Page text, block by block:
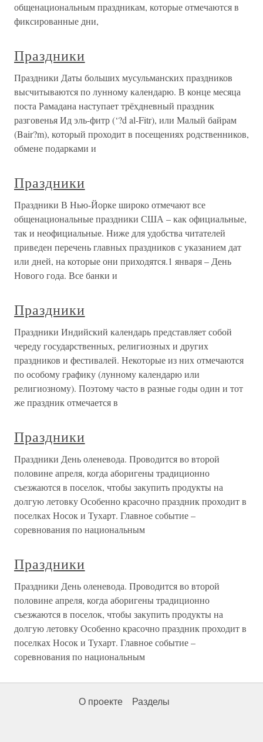
общенациональным праздникам, которые отмечаются в
фиксированные дни,
Праздники
Праздники Даты больших мусульманских праздников
высчитываются по лунному календарю. В конце месяца
поста Рамадана наступает трёхдневный праздник
разговенья Ид эль-фитр (‘?d al-Fitr), или Малый байрам
(Bair?m), который проходит в посещениях родственников,
обмене подарками и
Праздники
Праздники В Нью-Йорке широко отмечают все
общенациональные праздники США – как официальные,
так и неофициальные. Ниже для удобства читателей
приведен перечень главных праздников с указанием дат
или дней, на которые они приходятся.1 января – День
Нового года. Все банки и
Праздники
Праздники Индийский календарь представляет собой
череду государственных, религиозных и других
праздников и фестивалей. Некоторые из них отмечаются
по особому графику (лунному календарю или
религиозному). Поэтому часто в разные годы один и тот
же праздник отмечается в
Праздники
Праздники День оленевода. Проводится во второй
половине апреля, когда аборигены традиционно
съезжаются в поселок, чтобы закупить продукты на
долгую летовку Особенно красочно праздник проходит в
поселках Носок и Тухарт. Главное событие –
соревнования по национальным
Праздники
Праздники День оленевода. Проводится во второй
половине апреля, когда аборигены традиционно
съезжаются в поселок, чтобы закупить продукты на
долгую летовку Особенно красочно праздник проходит в
поселках Носок и Тухарт. Главное событие –
соревнования по национальным
О проекте Разделы